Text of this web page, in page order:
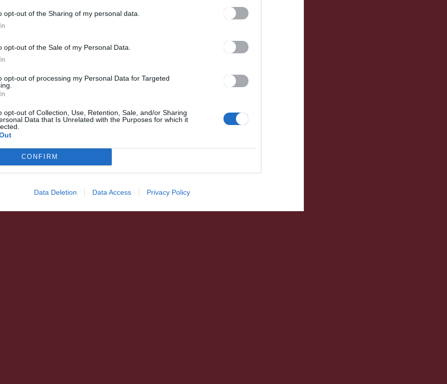
opt-out of the Sharing of my personal data.
opt-out of the Sale of my Personal Data.
opt-out of processing my Personal Data for Targeted
opt-out of Collection, Use, Retention, Sale, and/or Sharing
Data that Is Unrelated with the Purposes for which it
CONFIRM
Data Deletion Data Access Privacy Policy
Önvédelmi képzés indul